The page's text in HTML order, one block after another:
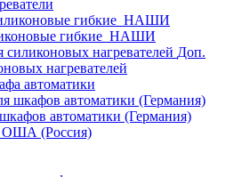
гибкие_НАШИ
Доп.
нагревателей
автоматики
автоматики (Германия)
ОША (Россия)